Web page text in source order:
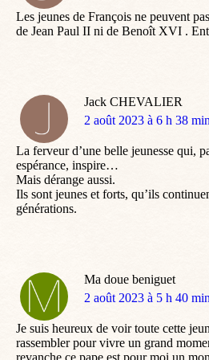
Les jeunes de François ne peuvent
de Jean Paul II ni de Benoît XVI .
Jack CHEVALIER
dit
2 août 2023 à 6 h 38
La ferveur d’une belle jeunesse qui,
espérance, inspire…
Mais dérange aussi.
Ils sont jeunes et forts, qu’ils
générations.
Ma doue beniguet
dit
2 août 2023 à 5 h 40
Je suis heureux de voir toute cette
rassembler pour vivre un grand